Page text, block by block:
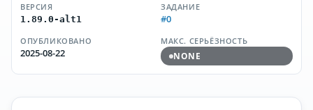
ВЕРСИЯ
1.89.0-alt1
ЗАДАНИЕ
#0
ОПУБЛИКОВАНО
2025-08-22
МАКС. СЕРЬЁЗНОСТЬ
NONE